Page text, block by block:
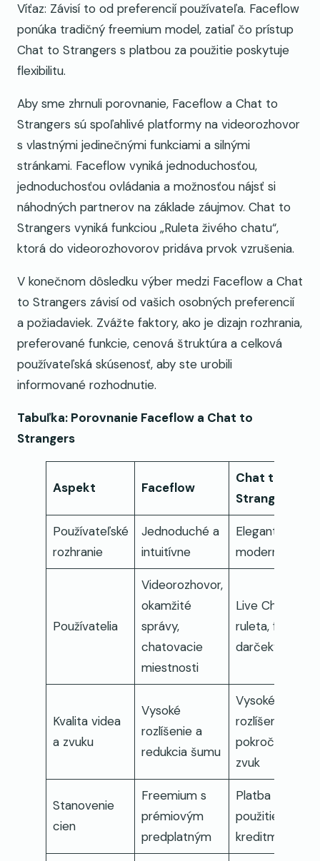
Víťaz: Závisí to od preferencií používateľa. Faceflow
ponúka tradičný freemium model, zatiaľ čo prístup
Chat to Strangers s platbou za použitie poskytuje
flexibilitu.
Aby sme zhrnuli porovnanie, Faceflow a Chat to
Strangers sú spoľahlivé platformy na videorozhovor
s vlastnými jedinečnými funkciami a silnými
stránkami. Faceflow vyniká jednoduchosťou,
jednoduchosťou ovládania a možnosťou nájsť si
náhodných partnerov na základe záujmov. Chat to
Strangers vyniká funkciou „Ruleta živého chatu“,
ktorá do videorozhovorov pridáva prvok vzrušenia.
V konečnom dôsledku výber medzi Faceflow a Chat
to Strangers závisí od vašich osobných preferencií
a požiadaviek. Zvážte faktory, ako je dizajn rozhrania,
preferované funkcie, cenová štruktúra a celková
používateľská skúsenosť, aby ste urobili
informované rozhodnutie.
Tabuľka: Porovnanie Faceflow a Chat to
Strangers
Aspekt Faceflow
Chat to
Strangers
Používateľské
rozhranie
Jednoduché a
intuitívne
Elegantné a
moderné
Používatelia
Videorozhovor,
okamžité
správy,
chatovacie
miestnosti
Live Chat
ruleta, filtre,
darčeky
Kvalita videa
a zvuku
Vysoké
rozlíšenie a
redukcia šumu
Vysoké
rozlíšenie a
pokročilý
zvuk
Stanovenie
cien
Freemium s
prémiovým
predplatným
Platba za
použitie s
kreditmi